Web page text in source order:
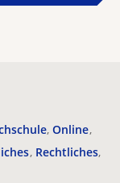
Online
Rechtliches